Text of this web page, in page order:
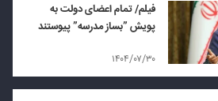
فیلم/ تمام اعضای دولت به
پویش ”بساز مدرسه” پیوستند
۱۴۰۴/۰۷/۳۰